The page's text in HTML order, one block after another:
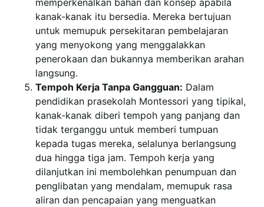
kanak-kanak itu bersedia. Mereka bertujuan
untuk memupuk persekitaran pembelajaran
yang menyokong yang menggalakkan
penerokaan dan bukannya memberikan arahan
langsung.
Tempoh Kerja Tanpa Gangguan: Dalam
pendidikan prasekolah Montessori yang tipikal,
kanak-kanak diberi tempoh yang panjang dan
tidak terganggu untuk memberi tumpuan
kepada tugas mereka, selalunya berlangsung
dua hingga tiga jam. Tempoh kerja yang
dilanjutkan ini membolehkan penumpuan dan
penglibatan yang mendalam, memupuk rasa
aliran dan pencapaian yang menguatkan